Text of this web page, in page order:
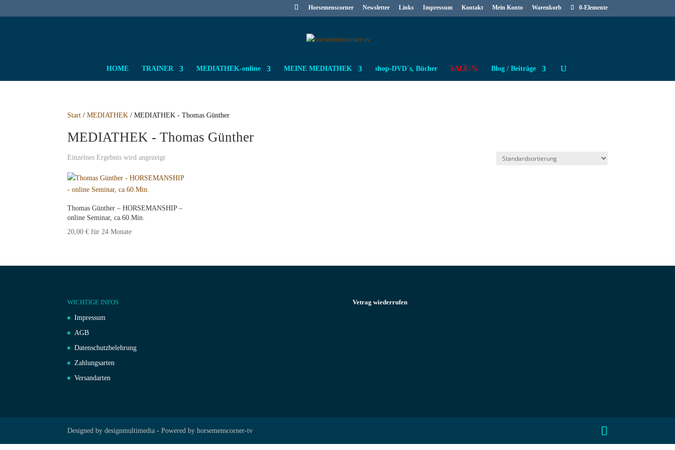
Horsemenscorner Newsletter Links Impressum Kontakt Mein Konto Warenkorb 0-Elemente
HOME TRAINER MEDIATHEK-online MEINE MEDIATHEK shop-DVD´s, Bücher SALE-% Blog / Beiträge
Start /MEDIATHEK / MEDIATHEK - Thomas Günther
MEDIATHEK - Thomas Günther
Einzelnes Ergebnis wird angezeigt
Thomas Günther – HORSEMANSHIP –
online Seminar, ca.60.Min.
20,00€ für 24 Monate
WICHTIGE INFOS
Impressum
AGB
Datenschutzbelehrung
Zahlungsarten
Versandarten
Vetrag wiederrufen
Designed by designmultimedia - Powered by horsemenscorner-tv